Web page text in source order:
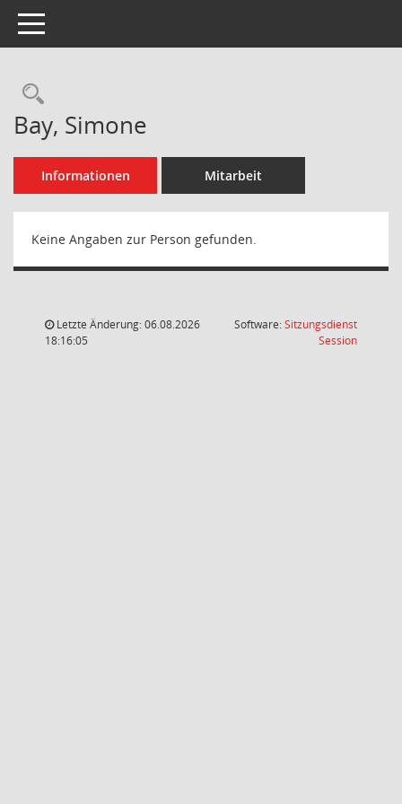
Toggle navigation
Rechercheauswahl
Bay, Simone
Informationen Mitarbeit
Keine Angaben zur Person gefunden.
Letzte Änderung: 06.08.2026
18:16:05
Software:Sitzungsdienst
Session(Wird in